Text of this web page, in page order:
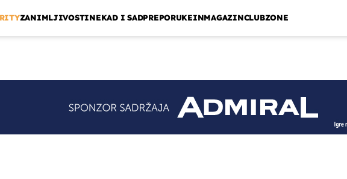
ZANIMLJIVOSTINEKAD I SADPREPORUKEINMAGAZINCLUBZONE